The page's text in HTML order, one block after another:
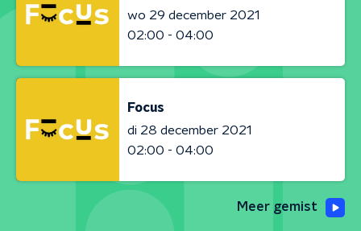
wo 29 december 2021
02:00 - 04:00
Focus
di 28 december 2021
02:00 - 04:00
Meer gemist